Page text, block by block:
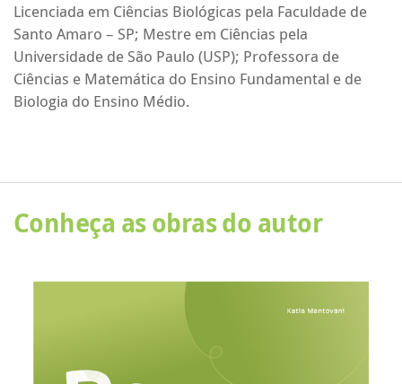
Licenciada em Ciências Biológicas pela Faculdade de
Santo Amaro – SP; Mestre em Ciências pela
Universidade de São Paulo (USP); Professora de
Ciências e Matemática do Ensino Fundamental e de
Biologia do Ensino Médio.
Conheça as obras do autor